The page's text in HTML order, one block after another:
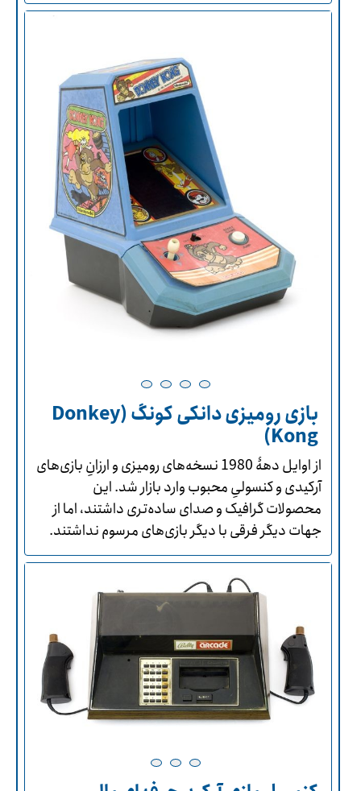
بازی رومیزی دانکی کونگ (Donkey
Kong)
از اوایل دهۀ 1980 نسخه‌های رومیزی و ارزانِ بازی‌های
آرکیدی و کنسولیِ محبوب وارد بازار شد. این
محصولات گرافیک و صدای ساده‌تری داشتند، اما از
جهات دیگر فرقی با دیگر بازی‌های مرسوم نداشتند.